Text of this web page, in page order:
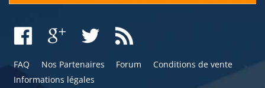
FAQ Nos Partenaires Forum
Conditions de vente
Informations légales